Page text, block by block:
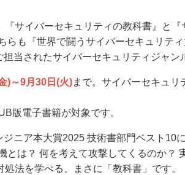
サイバーセキュリティの教科書』と『
らも『世界で闘うサイバーセキュリテ
当されたサイバーセキュリティジャン
)～9月30日(火)まで。サイバーセキュ
版電子書籍が対象です。
ジニア本大賞2025 技術書部門ベスト10
とは？ 何を考えて攻撃してくるのか？
法を学べる、まさに「教科書」です。